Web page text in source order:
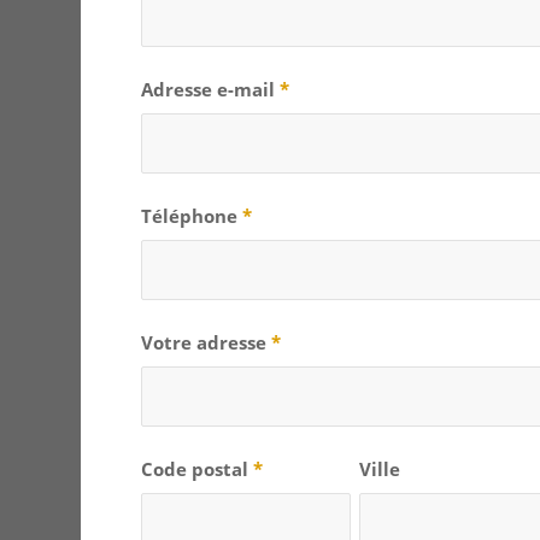
Adresse e-mail*
Téléphone*
Votre adresse*
Code postal* Ville